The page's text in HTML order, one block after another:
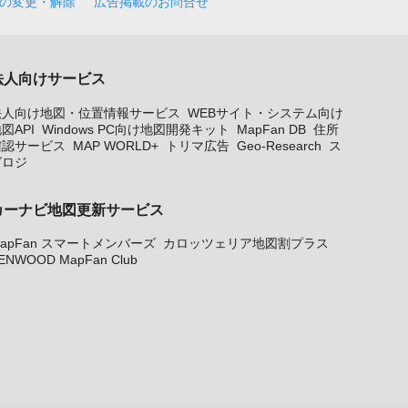
人向けサービス
向け地図・位置情報サービス
WEBサイト・システム向け
API Windows PC向け地図開発キット MapFan DB 住所
サービス
MAP WORLD+ トリマ広告 Geo-Research
ス
ジ
ーナビ地図更新サービス
スマートメンバーズ カロッツェリア地図割プラス
MapFan Club